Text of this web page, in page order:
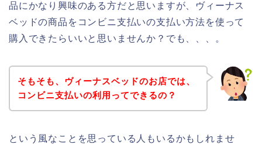
品にかなり興味のある方だと思いますが、ヴィーナス
ベッドの商品をコンビニ支払いの支払い方法を使って
購入できたらいいと思いませんか？でも、、、。
そもそも、ヴィーナスベッドのお店では、
コンビニ支払いの利用ってできるの？
という風なことを思っている人もいるかもしれませ